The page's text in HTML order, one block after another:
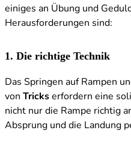
einiges an Übung und
Herausforderungen sind:
1. Die richtige Technik
Das Springen auf Rampen
von Tricks erfordern eine
nicht nur die Rampe richtig
Absprung und die Landung